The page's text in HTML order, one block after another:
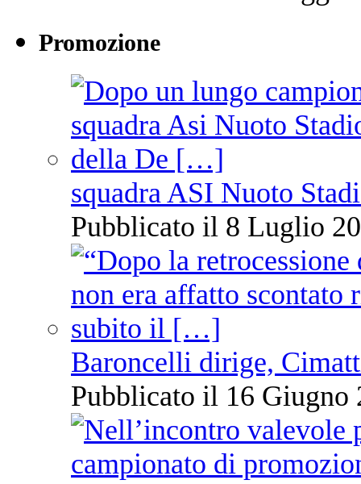
Promozione
squadra ASI Nuoto
Pubblicato il 8 Luglio
Baroncelli dirige,
Pubblicato il 16 Giugno